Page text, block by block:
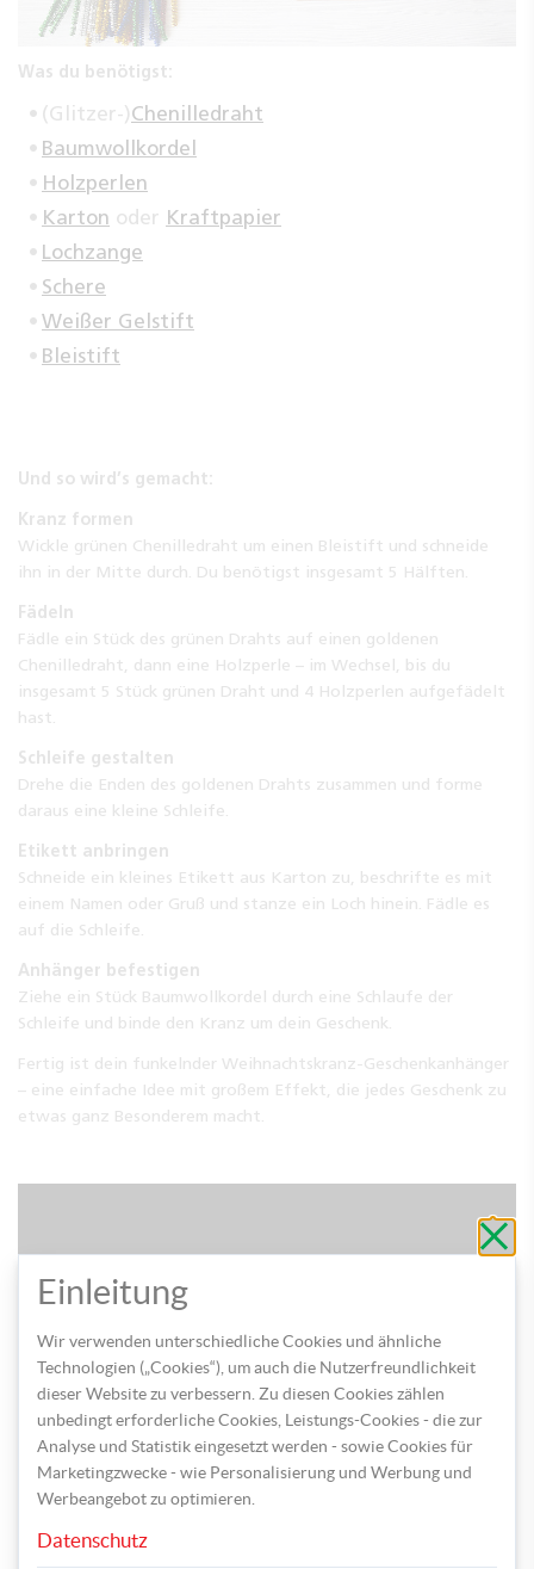
Was du benötigst:
(Glitzer-)Chenilledraht
Baumwollkordel
Holzperlen
Karton oder Kraftpapier
Lochzange
Schere
Weißer Gelstift
Bleistift
Und so wird’s gemacht:
Kranz formen
Wickle grünen Chenilledraht um einen Bleistift und schneide
ihn in der Mitte durch. Du benötigst insgesamt 5 Hälften.
Fädeln
Fädle ein Stück des grünen Drahts auf einen goldenen
Chenilledraht, dann eine Holzperle – im Wechsel, bis du
insgesamt 5 Stück grünen Draht und 4 Holzperlen aufgefädelt
hast.
Schleife gestalten
Drehe die Enden des goldenen Drahts zusammen und forme
daraus eine kleine Schleife.
Etikett anbringen
Schneide ein kleines Etikett aus Karton zu, beschrifte es mit
einem Namen oder Gruß und stanze ein Loch hinein. Fädle es
auf die Schleife.
Anhänger befestigen
Ziehe ein Stück Baumwollkordel durch eine Schlaufe der
Schleife und binde den Kranz um dein Geschenk.
Fertig ist dein funkelnder Weihnachtskranz-Geschenkanhänger
– eine einfache Idee mit großem Effekt, die jedes Geschenk zu
etwas ganz Besonderem macht.
ohne
zu
Einleitung
Wir verwenden unterschiedliche Cookies und ähnliche
Technologien („Cookies“), um auch die Nutzerfreundlichkeit
dieser Website zu verbessern. Zu diesen Cookies zählen
unbedingt erforderliche Cookies, Leistungs-Cookies - die zur
Analyse und Statistik eingesetzt werden - sowie Cookies für
Marketingzwecke - wie Personalisierung und Werbung und
Werbeangebot zu optimieren.
Datenschutz